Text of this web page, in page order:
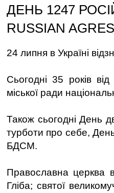
ДЕНЬ 1247
RUSSIAN
24 липня в Україні
Сьогодні 35 років
міської ради
Також сьогодні День
турботи про себе,
БДСМ.
Православна церква
Гліба; святої